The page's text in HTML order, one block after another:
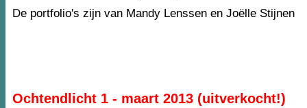
De portfolio's zijn van Mandy Lenssen en Joëlle Stijnen
Ochtendlicht 1 - maart 2013 (uitverkocht!)